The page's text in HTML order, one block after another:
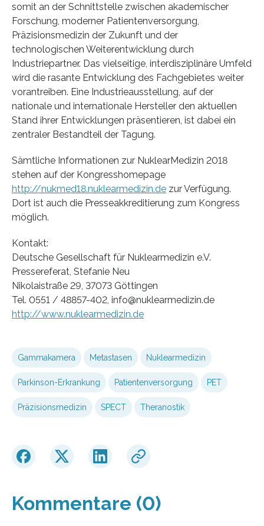
somit an der Schnittstelle zwischen akademischer
Forschung, moderner Patientenversorgung,
Präzisionsmedizin der Zukunft und der
technologischen Weiterentwicklung durch
Industriepartner. Das vielseitige, interdisziplinäre Umfeld
wird die rasante Entwicklung des Fachgebietes weiter
vorantreiben. Eine Industrieausstellung, auf der
nationale und internationale Hersteller den aktuellen
Stand ihrer Entwicklungen präsentieren, ist dabei ein
zentraler Bestandteil der Tagung.
Sämtliche Informationen zur NuklearMedizin 2018
stehen auf der Kongresshomepage
http://nukmed18.nuklearmedizin.de zur Verfügung.
Dort ist auch die Presseakkreditierung zum Kongress
möglich.
Kontakt:
Deutsche Gesellschaft für Nuklearmedizin e.V.
Pressereferat, Stefanie Neu
Nikolaistraße 29, 37073 Göttingen
Tel. 0551 / 48857-402, info@nuklearmedizin.de
http://www.nuklearmedizin.de
Gammakamera Metastasen Nuklearmedizin
Parkinson-Erkrankung Patientenversorgung PET
Präzisionsmedizin SPECT Theranostik
Kommentare (0)